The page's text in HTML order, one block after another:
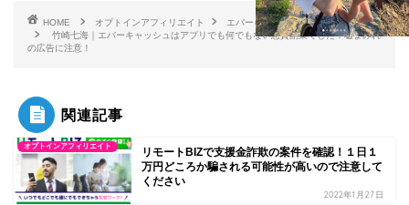
HOME オプトインアフィリエイト
エバーキャッシュ
竹崎七海｜エバーキャッシュはアプリでも何でもない悪質副業でした！嘘まみれ
の広告に注意！
関連記事
オプトインアフィリエイト
リモートBIZで支援金詐欺の案件を確認！１日１
万円どころか騙される可能性が高いので注意して
ください
2022年1月27日